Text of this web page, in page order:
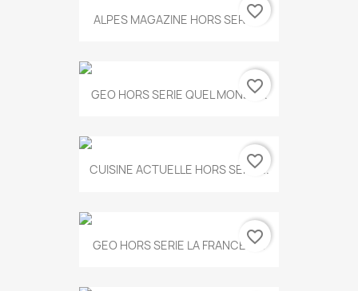
ALPES MAGAZINE HORS SERIE...
favorite_border
GEO HORS SERIE QUEL MONDE...
favorite_border
CUISINE ACTUELLE HORS SERIE...
favorite_border
GEO HORS SERIE LA FRANCE A...
favorite_border